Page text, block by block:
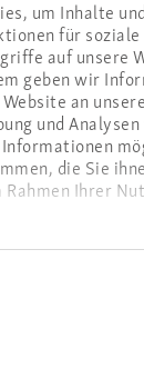
um Inhalte
für
auf unsere
geben wir
an
und
die Sie
Rahmen Ihrer